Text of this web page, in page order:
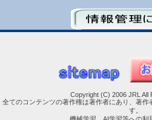
Copyright (C) 2006 JRL All
全てのコンテンツの著作権は著作者にあり、著
す。